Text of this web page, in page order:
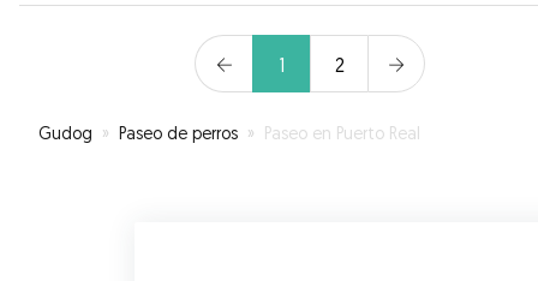
1 2
Gudog » Paseo de perros » Paseo en Puerto Real